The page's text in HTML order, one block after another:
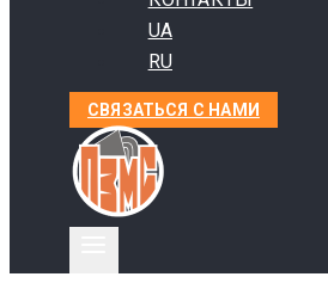
UA
RU
СВЯЗАТЬСЯ С НАМИ